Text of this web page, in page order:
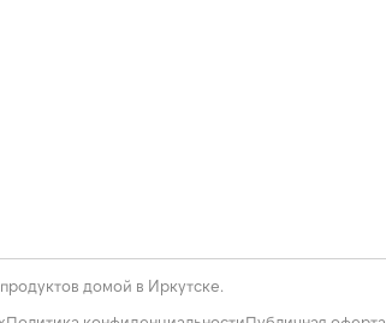
домой в Иркутске.